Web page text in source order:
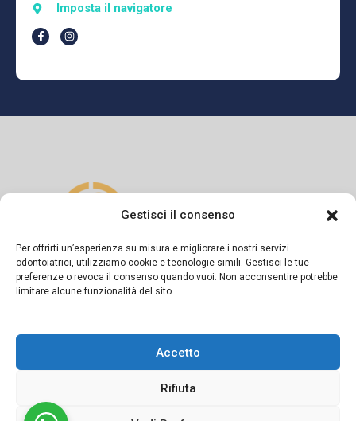
Gestisci il consenso
Per offrirti un’esperienza su misura e migliorare i nostri servizi
odontoiatrici, utilizziamo cookie e tecnologie simili. Gestisci le tue
preferenze o revoca il consenso quando vuoi. Non acconsentire potrebbe
limitare alcune funzionalità del sito.
Accetto
Rifiuta
Imposta il navigatore
Si dichiara sotto la propria responsabilità che il presente
previsto dagli artt. 55-56-57 del Codice di Deontologia
Medica e dalla Linea Guida del FNOMCeO.